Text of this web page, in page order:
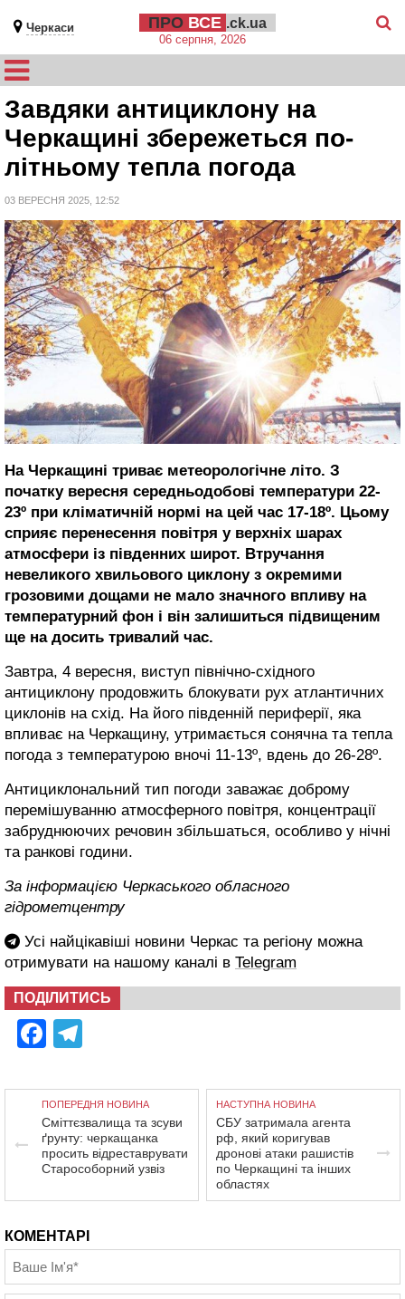
Черкаси ПРО ВСЕ .ck.ua
06 серпня, 2026
Завдяки антициклону на
Черкащині збережеться по-
літньому тепла погода
03 ВЕРЕСНЯ 2025, 12:52
На Черкащині триває метеорологічне літо. З
початку вересня середньодобові температури 22-
23º при кліматичній нормі на цей час 17-18º. Цьому
сприяє перенесення повітря у верхніх шарах
атмосфери із південних широт. Втручання
невеликого хвильового циклону з окремими
грозовими дощами не мало значного впливу на
температурний фон і він залишиться підвищеним
ще на досить тривалий час.
Завтра, 4 вересня, виступ північно-східного
антициклону продовжить блокувати рух атлантичних
циклонів на схід. На його південній периферії, яка
впливає на Черкащину, утримається сонячна та тепла
погода з температурою вночі 11-13º, вдень до 26-28º.
Антициклональний тип погоди заважає доброму
перемішуванню атмосферного повітря, концентрації
забруднюючих речовин збільшаться, особливо у нічні
та ранкові години.
За інформацією Черкаського обласного
гідрометцентру
Усі найцікавіші новини Черкас та регіону можна
отримувати на нашому каналі в Telegram
ПОДІЛИТИСЬ
Facebook
ПОПЕРЕДНЯ НОВИНА
Сміттєзвалища та зсуви
ґрунту: черкащанка
просить відреставрувати
Старособорний узвіз
НАСТУПНА НОВИНА
СБУ затримала агента
рф, який коригував
дронові атаки рашистів
по Черкащині та інших
областях
КОМЕНТАРІ